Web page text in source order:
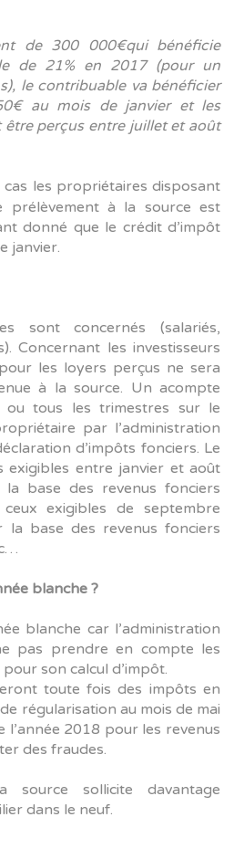
de 300 000€qui bénéficie
de 21% en 2017 (pour un
le contribuable va bénéficier
au mois de janvier et les
perçus entre juillet et août
cas les propriétaires disposant
prélèvement à la source est
donné que le crédit d’impôt
janvier.
sont concernés (salariés,
Concernant les investisseurs
les loyers perçus ne sera
à la source. Un acompte
ou tous les trimestres sur le
par l’administration
d’impôts fonciers. Le
exigibles entre janvier et août
base des revenus fonciers
exigibles de septembre
base des revenus fonciers
blanche ?
blanche car l’administration
pas prendre en compte les
son calcul d’impôt.
toute fois des impôts en
régularisation au mois de mai
l’année 2018 pour les revenus
des fraudes.
source sollicite davantage
dans le neuf.